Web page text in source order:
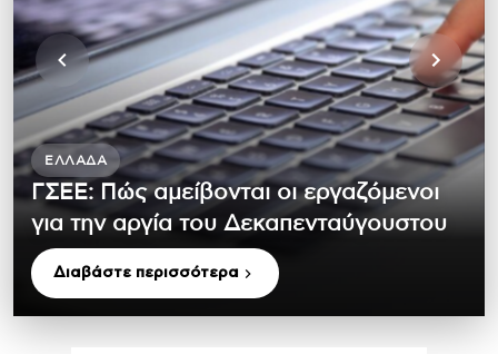
ΕΛΛΆΔΑ
ΓΣΕΕ: Πώς αμείβονται οι εργαζόμενοι
για την αργία του Δεκαπενταύγουστου
Διαβάστε περισσότερα